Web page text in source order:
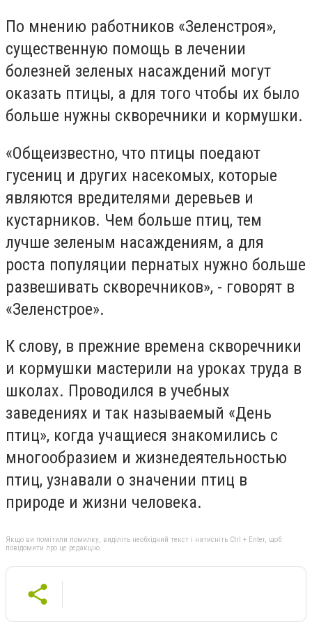
По мнению работников «Зеленстроя»,
существенную помощь в лечении
болезней зеленых насаждений могут
оказать птицы, а для того чтобы их было
больше нужны скворечники и кормушки.
«Общеизвестно, что птицы поедают
гусениц и других насекомых, которые
являются вредителями деревьев и
кустарников. Чем больше птиц, тем
лучше зеленым насаждениям, а для
роста популяции пернатых нужно больше
развешивать скворечников», - говорят в
«Зеленстрое».
К слову, в прежние времена скворечники
и кормушки мастерили на уроках труда в
школах. Проводился в учебных
заведениях и так называемый «День
птиц», когда учащиеся знакомились с
многообразием и жизнедеятельностью
птиц, узнавали о значении птиц в
природе и жизни человека.
Якщо ви помітили помилку, виділіть необхідний текст і натисніть Ctrl + Enter, щоб
повідомити про це редакцію